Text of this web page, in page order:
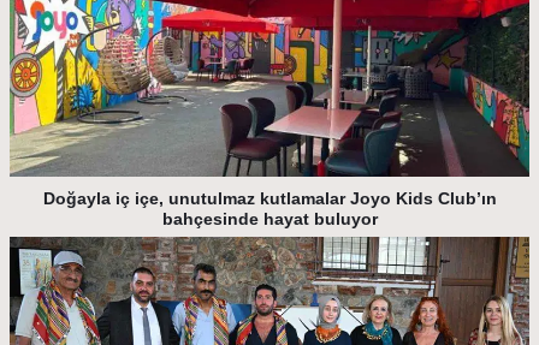
Doğayla iç içe, unutulmaz kutlamalar Joyo Kids Club’ın
bahçesinde hayat buluyor